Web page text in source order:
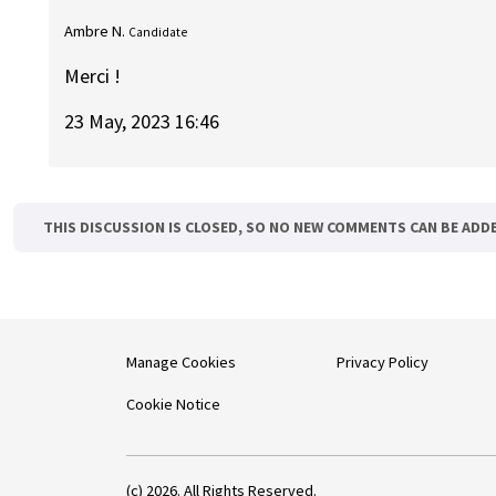
Ambre N. Candidate
Merci !
23 May, 2023 16:46
THIS DISCUSSION IS CLOSED, SO NO NEW COMMENTS CAN BE
Manage Cookies
Cookie Notice
Privacy Policy
(c) 2026. All Rights Reserved.